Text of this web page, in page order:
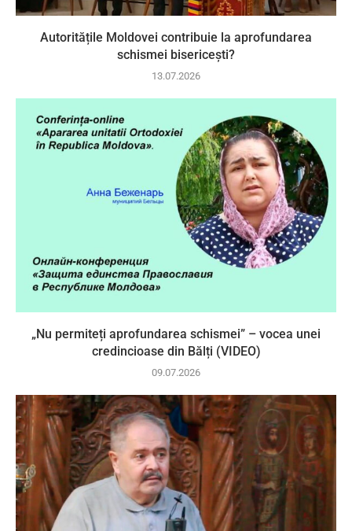
Autoritățile Moldovei contribuie la aprofundarea
schismei bisericești?
13.07.2026
„Nu permiteți aprofundarea schismei” – vocea unei
credincioase din Bălți (VIDEO)
09.07.2026